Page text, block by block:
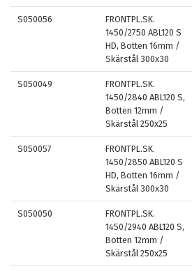
S050056
FRONTPL.SK.
1450/2750 ABL120 S
HD, Botten 16mm /
Skärstål 300x30
S050049
FRONTPL.SK.
1450/2840 ABL120 S,
Botten 12mm /
Skärstål 250x25
S050057
FRONTPL.SK.
1450/2850 ABL120 S
HD, Botten 16mm /
Skärstål 300x30
S050050
FRONTPL.SK.
1450/2940 ABL120 S,
Botten 12mm /
Skärstål 250x25